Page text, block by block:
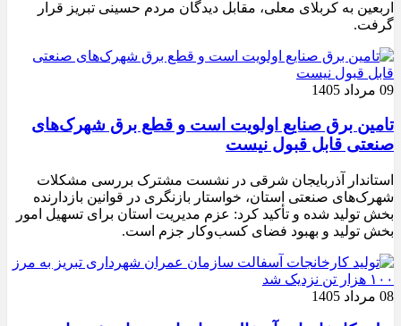
اربعین به کربلای معلی، مقابل دیدگان مردم حسینی تبریز قرار
گرفت.
09 مرداد 1405
تامین برق صنایع اولویت است و قطع برق شهرک‌های
صنعتی قابل قبول نیست
استاندار آذربایجان شرقی در نشست مشترک بررسی مشکلات
شهرک‌های صنعتی استان، خواستار بازنگری در قوانین بازدارنده
بخش تولید شده و تأکید کرد: عزم مدیریت استان برای تسهیل امور
بخش تولید و بهبود فضای کسب‌وکار جزم است.
08 مرداد 1405